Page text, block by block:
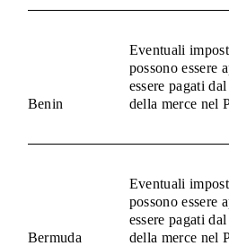
Benin
Eventuali
possono essere
essere pagati
della merce nel
Bermuda
Eventuali
possono essere
essere pagati
della merce nel